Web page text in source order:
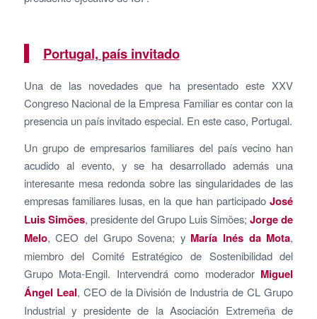
Portugal, país invitado
Una de las novedades que ha presentado este XXV
Congreso Nacional de la Empresa Familiar es contar con la
presencia un país invitado especial. En este caso, Portugal.
Un grupo de empresarios familiares del país vecino han
acudido al evento, y se ha desarrollado además una
interesante mesa redonda sobre las singularidades de las
empresas familiares lusas, en la que han participadoJosé
Luis Simões, presidente del Grupo Luis Simões;Jorge de
Melo, CEO del Grupo Sovena; y María Inés da Mota,
miembro del Comité Estratégico de Sostenibilidad del
Grupo Mota-Engil. Intervendrá como moderador Miguel
Ángel Leal, CEO de la División de Industria de CL Grupo
Industrial y presidente de la Asociación Extremeña de